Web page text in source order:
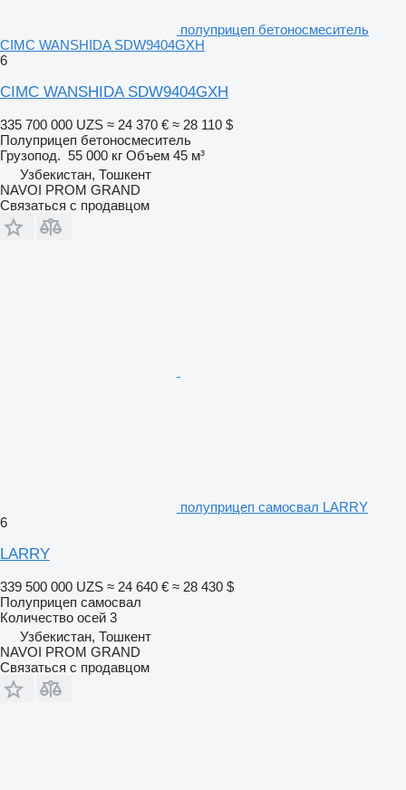
полуприцеп бетоносмеситель
CIMC WANSHIDA SDW9404GXH
6
CIMC WANSHIDA SDW9404GXH
335 700 000 UZS ≈ 24 370 € ≈ 28 110 $
Полуприцеп бетоносмеситель
Грузопод. 55 000 кг Объем 45 м³
Узбекистан, Тошкент
NAVOI PROM GRAND
Связаться с продавцом
полуприцеп самосвал LARRY
6
LARRY
339 500 000 UZS ≈ 24 640 € ≈ 28 430 $
Полуприцеп самосвал
Количество осей 3
Узбекистан, Тошкент
NAVOI PROM GRAND
Связаться с продавцом